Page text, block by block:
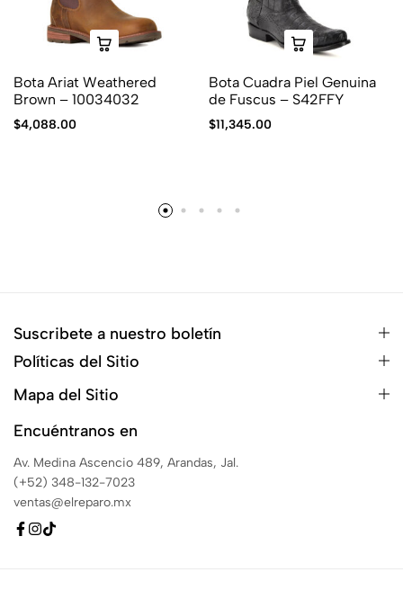
Bota Ariat Weathered
Brown – 10034032
$4,088.00
Bota Cuadra Piel Genuina
de Fuscus – S42FFY
$11,345.00
Suscribete a nuestro boletín
Políticas del Sitio
Mapa del Sitio
Encuéntranos en
Av. Medina Ascencio 489, Arandas, Jal.
(+52) 348-132-7023
ventas@elreparo.mx